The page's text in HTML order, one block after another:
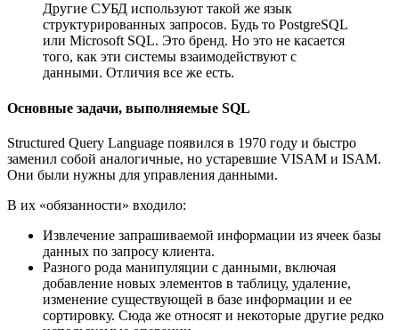
Другие СУБД используют такой же язык
структурированных запросов. Будь то PostgreSQL
или Microsoft SQL. Это бренд. Но это не касается
того, как эти системы взаимодействуют с
данными. Отличия все же есть.
Основные задачи, выполняемые SQL
Structured Query Language появился в 1970 году и быстро
заменил собой аналогичные, но устаревшие VISAM и ISAM.
Они были нужны для управления данными.
В их «обязанности» входило:
Извлечение запрашиваемой информации из ячеек базы
данных по запросу клиента.
Разного рода манипуляции с данными, включая
добавление новых элементов в таблицу, удаление,
изменение существующей в базе информации и ее
сортировку. Сюда же относят и некоторые другие редко